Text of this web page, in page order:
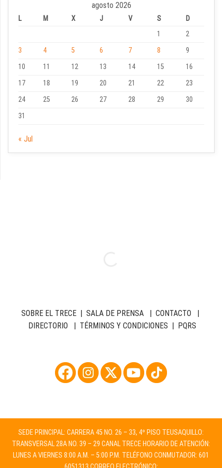
agosto 2026
L M X J V S
D
1
2
3
4 5 6 7 8
9
10
11 12 13 14 15
16
17
18 19 20 21 22
23
24
25 26 27 28 29
30
31
« Jul
SOBRE EL TRECE| SALA DE PRENSA| CONTACTO
DIRECTORIO
TÉRMINOS Y CONDICIONES PQRS
SEDE PRINCIPAL: CARRERA 45 NO. 26 – 33, 4º PISO TEUSAQUILLO:
TRANSVERSAL 28A NO. 39 – 29 CANAL TRECE HORARIO DE ATENCIÓN:
LUNES A VIERNES 8:00 A.M. – 5:00 P.M. TELÉFONO CONMUTADOR: 601